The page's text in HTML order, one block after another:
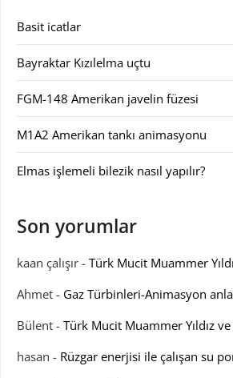
Basit icatlar
Bayraktar Kızılelma uçtu
FGM-148 Amerikan javelin füzesi
M1A2 Amerikan tankı animasyonu
Elmas işlemeli bilezik nasıl yapılır?
Son yorumlar
kaan çalışır - Türk Mucit Muammer
Ahmet - Gaz Türbinleri-Animasyon
Bülent - Türk Mucit Muammer Yıldız ve
hasan - Rüzgar enerjisi ile çalışan su